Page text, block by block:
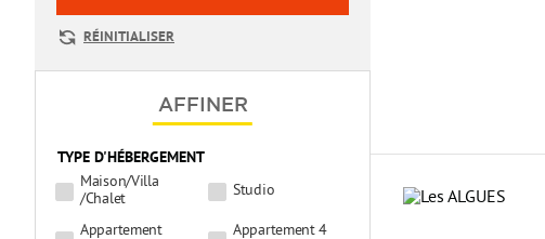
RÉINITIALISER
AFFINER
TYPE D'HÉBERGEMENT
Maison/Villa
/Chalet
Studio
Appartement
Appartement 4